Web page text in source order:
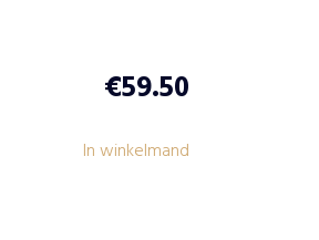
€59.50
In winkelmand